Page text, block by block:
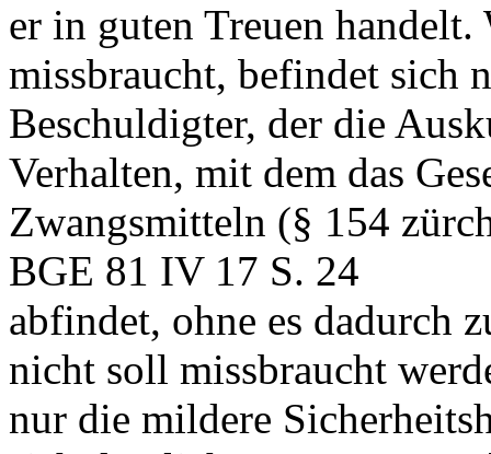
er in guten Treuen
missbraucht, befindet sich
Beschuldigter, der die
Verhalten, mit dem das
Zwangsmitteln (§ 154
BGE 81 IV 17 S. 24
abfindet, ohne es dadurch
nicht soll missbraucht
nur die mildere